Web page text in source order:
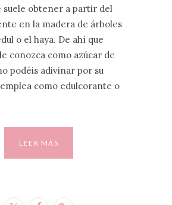
suele obtener a partir del
en la madera de árboles
o el haya. De ahí que
conozca como azúcar de
podéis adivinar por su
como edulcorante o
LEER MÁS